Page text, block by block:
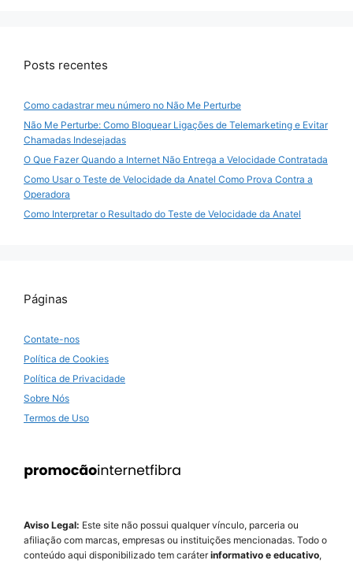
Posts recentes
Como cadastrar meu número no Não Me Perturbe
Não Me Perturbe: Como Bloquear Ligações de Telemarketing e Evitar
Chamadas Indesejadas
O Que Fazer Quando a Internet Não Entrega a Velocidade Contratada
Como Usar o Teste de Velocidade da Anatel Como Prova Contra a
Operadora
Como Interpretar o Resultado do Teste de Velocidade da Anatel
Páginas
Contate-nos
Política de Cookies
Política de Privacidade
Sobre Nós
Termos de Uso
Aviso Legal: Este site não possui qualquer vínculo, parceria ou
afiliação com marcas, empresas ou instituições mencionadas. Todo o
conteúdo aqui disponibilizado tem caráterinformativo e educativo,